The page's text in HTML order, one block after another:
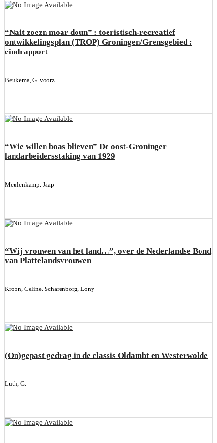
“Nait zoezn moar doun” : toeristisch-recreatief
ontwikkelingsplan (TROP) Groningen/Grensgebied :
eindrapport
Beukema, G. voorz.
“Wie willen boas blieven” De oost-Groninger
landarbeidersstaking van 1929
Meulenkamp, Jaap
“Wij vrouwen van het land…”, over de Nederlandse Bond
van Plattelandsvrouwen
Kroon, Celine. Scharenborg, Lony
(On)gepast gedrag in de classis Oldambt en Westerwolde
Luth, G.